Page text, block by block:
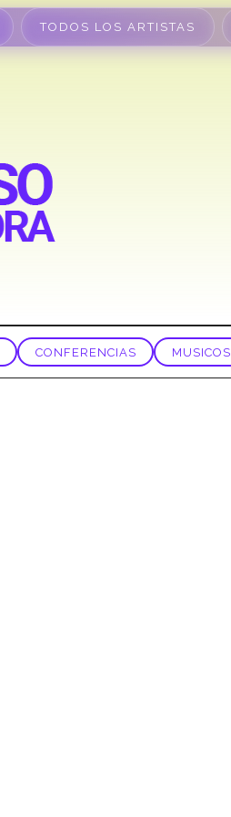
TODOS LOS ARTISTAS
CONFERENCIAS MUSICOS